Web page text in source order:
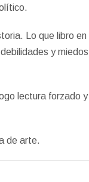
Lo que libro en
y
lectura forzado
de arte.